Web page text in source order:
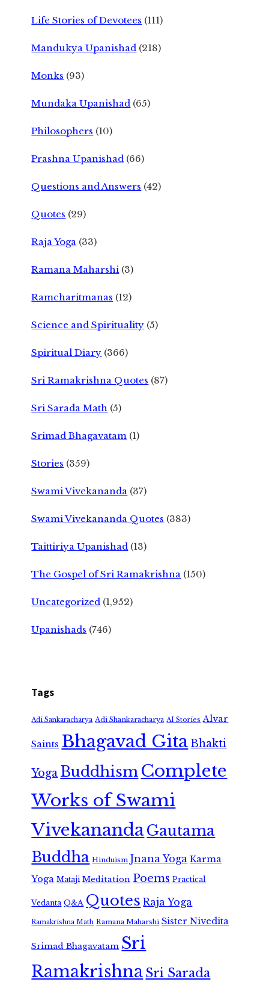
Life Stories of Devotees (111)
Mandukya Upanishad (218)
Monks (93)
Mundaka Upanishad (65)
Philosophers (10)
Prashna Upanishad (66)
Questions and Answers (42)
Quotes (29)
Raja Yoga (33)
Ramana Maharshi (3)
Ramcharitmanas (12)
Science and Spirituality (5)
Spiritual Diary (366)
Sri Ramakrishna Quotes (87)
Sri Sarada Math (5)
Srimad Bhagavatam (1)
Stories (359)
Swami Vivekananda (37)
Swami Vivekananda Quotes (383)
Taittiriya Upanishad (13)
The Gospel of Sri Ramakrishna (150)
Uncategorized (1,952)
Upanishads (746)
Tags
Adi Sankaracharya Adi Shankaracharya AI Stories Alvar
Saints Bhagavad GitaBhakti
Yoga Buddhism Complete
Works of Swami
VivekanandaGautama
Buddha Hinduism Jnana Yoga Karma
Yoga Mataji Meditation Poems Practical
Vedanta Q&A Quotes Raja Yoga
Ramakrishna Math Ramana Maharshi Sister Nivedita
Srimad Bhagavatam Sri
RamakrishnaSri Sarada